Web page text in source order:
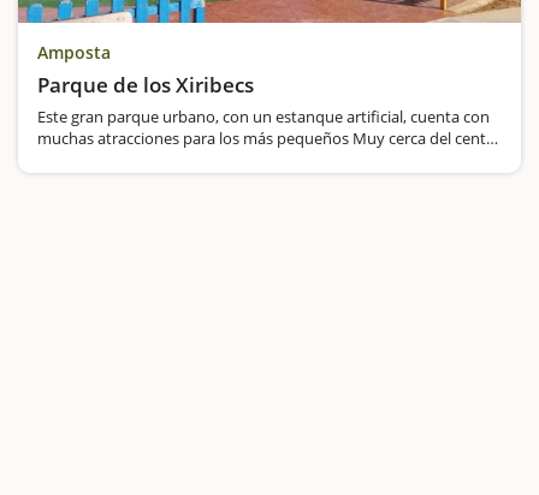
Amposta
Parque de los Xiribecs
Este gran parque urbano, con un estanque artificial, cuenta con
muchas atracciones para los más pequeños Muy cerca del centro